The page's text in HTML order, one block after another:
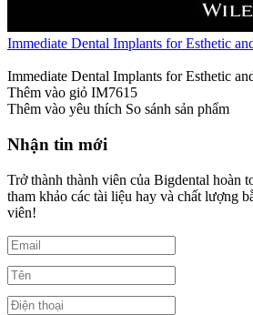
Immediate Dental Implants for Esthetic
Immediate Dental Implants for Esthetic
Thêm vào giỏ IM7615
Thêm vào yêu thích So sánh sản phẩm
Nhận tin mới
Trở thành thành viên của Bigdental hoàn
tham khảo các tài liệu hay và chất lượng
viên!